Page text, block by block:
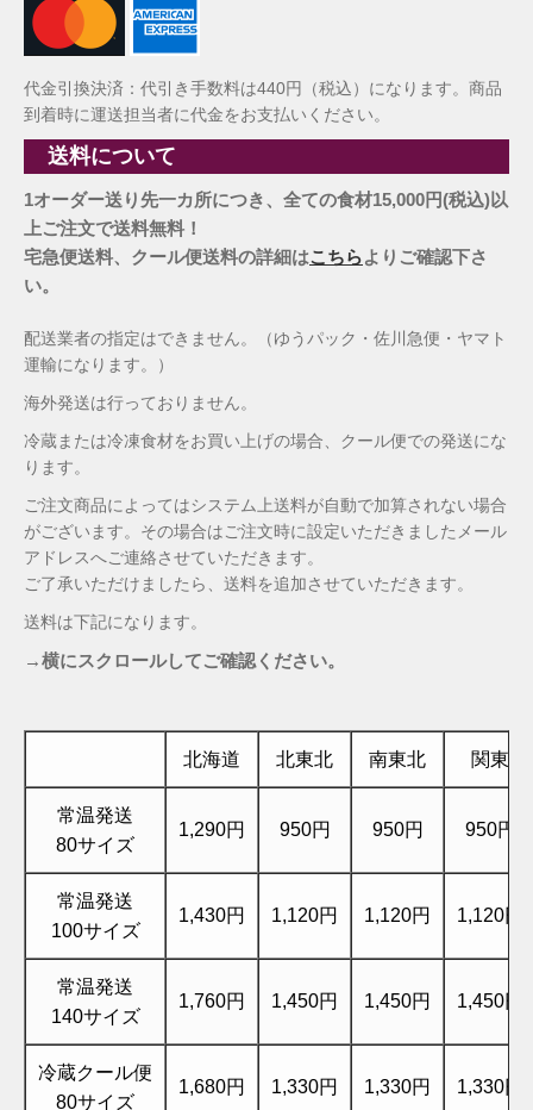
代金引換決済：代引き手数料は440円（税込）になります。商品
到着時に運送担当者に代金をお支払いください。
送料について
1オーダー送り先一カ所につき、全ての食材15,000円(税込)以
上ご注文で送料無料！
宅急便送料、クール便送料の詳細はこちらよりご確認下さ
い。
配送業者の指定はできません。（ゆうパック・佐川急便・ヤマト
運輸になります。）
海外発送は行っておりません。
冷蔵または冷凍食材をお買い上げの場合、クール便での発送にな
ります。
ご注文商品によってはシステム上送料が自動で加算されない場合
がございます。その場合はご注文時に設定いただきましたメール
アドレスへご連絡させていただきます。
ご了承いただけましたら、送料を追加させていただきます。
送料は下記になります。
→横にスクロールしてご確認ください。
北海道 北東北 南東北 関東
常温発送
80サイズ
1,290円 950円 950円 950円
常温発送
100サイズ
1,430円 1,120円 1,120円 1,120円
常温発送
140サイズ
1,760円 1,450円 1,450円 1,450円
冷蔵クール便
80サイズ
1,680円 1,330円 1,330円 1,330円